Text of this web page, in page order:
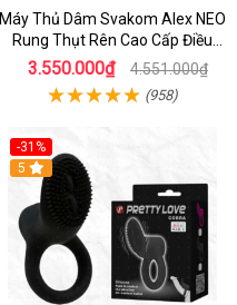
Máy Thủ Dâm Svakom Alex NEO
Rung Thụt Rên Cao Cấp Điều
Khiển App
3.550.000₫ 4.551.000₫
(958)
-31%
5